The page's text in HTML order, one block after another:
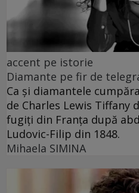
accent pe istorie
Diamante pe fir de
Ca și diamantele
de Charles Lewis Tiffany
fugiți din Franța după
Ludovic-Filip din 1848.
Mihaela SIMINA